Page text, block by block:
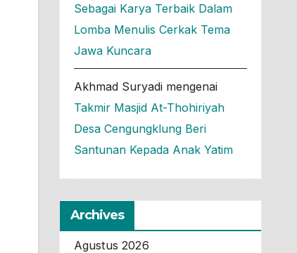
Sebagai Karya Terbaik Dalam
Lomba Menulis Cerkak Tema
Jawa Kuncara
Akhmad Suryadimengenai
Takmir Masjid At-Thohiriyah
Desa Cengungklung Beri
Santunan Kepada Anak Yatim
Archives
Agustus 2026